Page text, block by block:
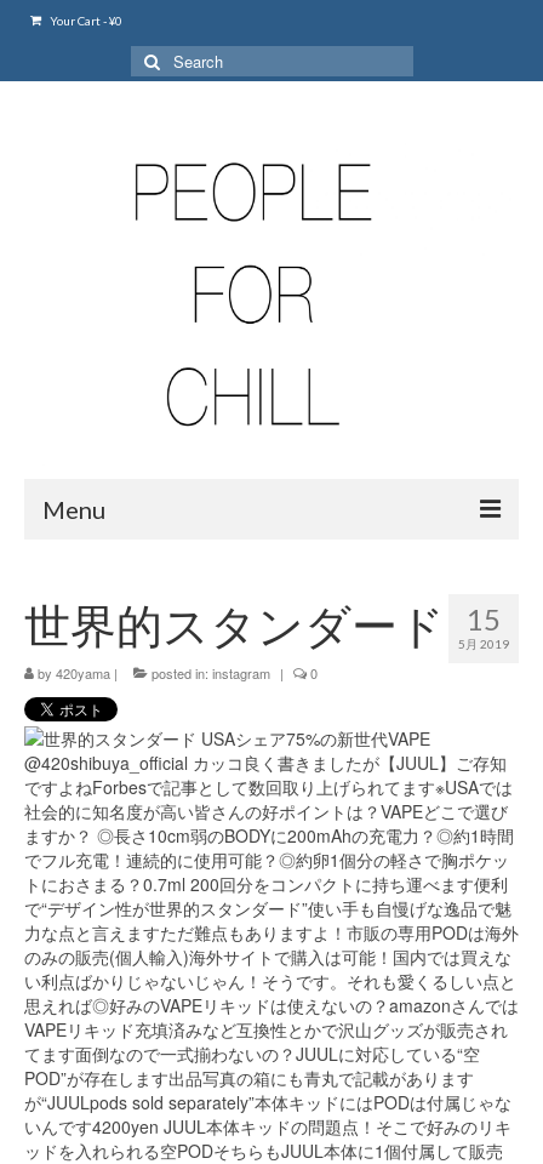
Your Cart-¥0
Search
for:
Menu
420 shibuya_info
420 shibuya_access
420 shibuya_shop
Instagram:420shibuya_official
About:FOUR TWENTY SHIBUYA
YouTube:420shibuya
420 Blog Full
www.h4wp.com
420friendly 通販
15
5月 2019
世界的スタンダード
by 420yama | posted in: instagram | 0